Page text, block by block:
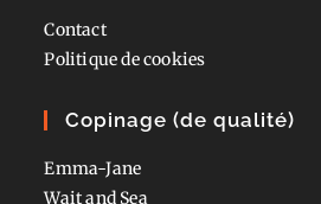
Contact
Politique de cookies
Copinage (de qualité)
Emma-Jane
Wait and Sea